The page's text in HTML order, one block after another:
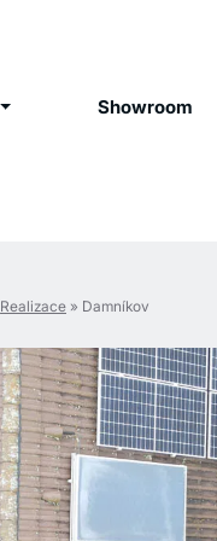
Showroom
Realizace » Damníkov